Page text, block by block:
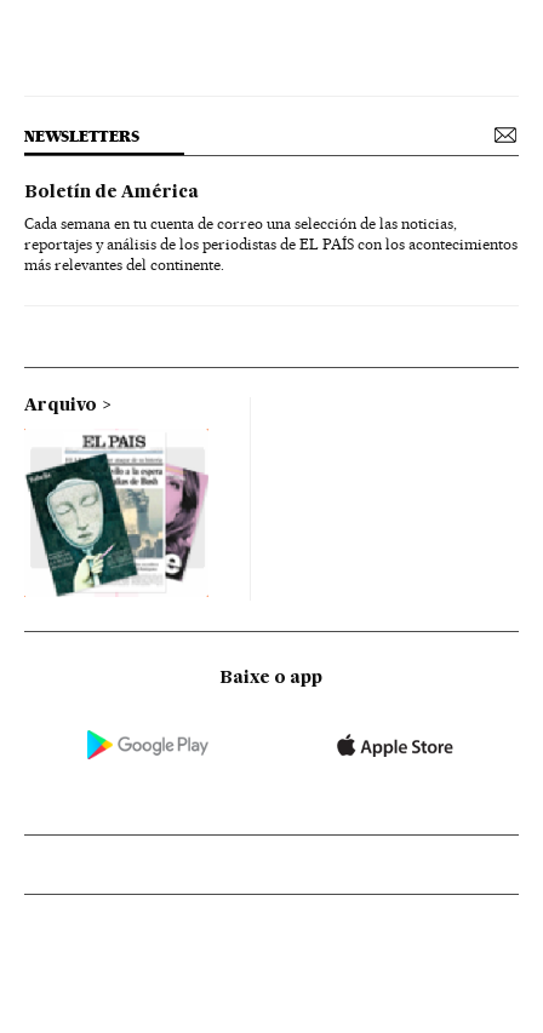
NEWSLETTERS
Boletín de América
Cada semana en tu cuenta de correo una selección de las noticias,
reportajes y análisis de los periodistas de EL PAÍS con los acontecimientos
más relevantes del continente.
Arquivo
Baixe o app